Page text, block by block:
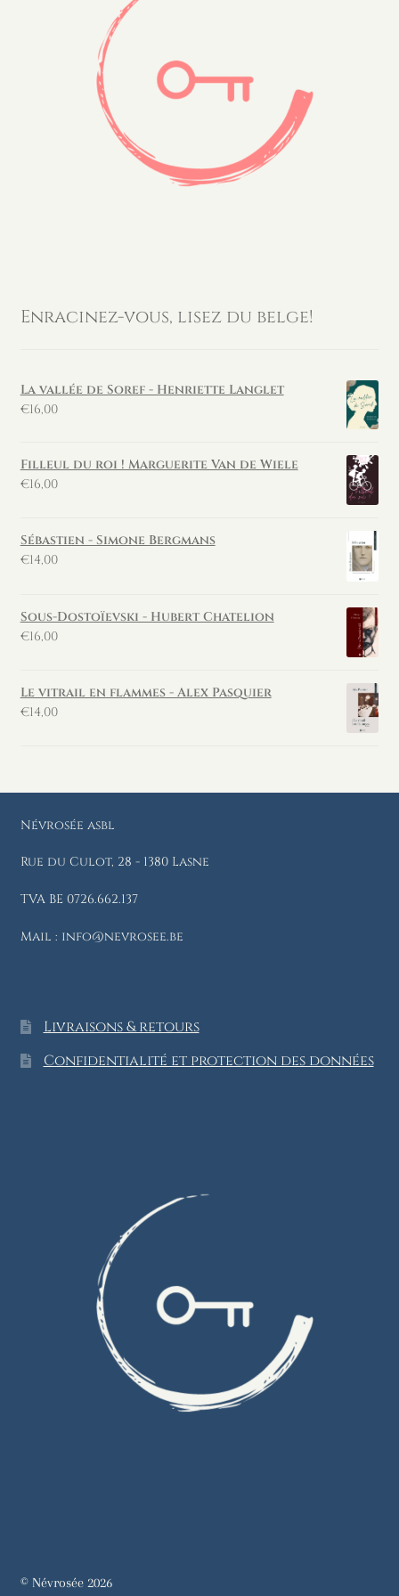
Enracinez-vous, lisez du belge!
La vallée de Soref - Henriette Langlet
€16,00
Filleul du roi ! Marguerite Van de Wiele
€16,00
Sébastien - Simone Bergmans
€14,00
Sous-Dostoïevski - Hubert Chatelion
€16,00
Le vitrail en flammes - Alex Pasquier
€14,00
Névrosée asbl
Rue du Culot, 28 - 1380 Lasne
TVA BE 0726.662.137
Mail : info@nevrosee.be
Livraisons & retours
Confidentialité et protection des données
© Névrosée 2026